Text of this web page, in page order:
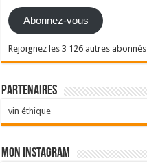
Abonnez-vous
Rejoignez les 3 126 autres abonnés
Partenaires
vin éthique
Mon Instagram